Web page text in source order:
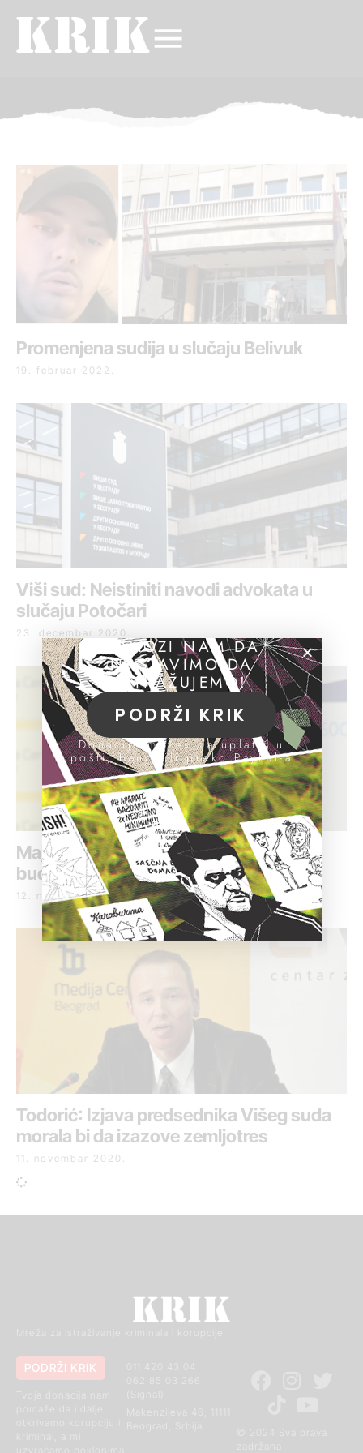
Promenjena sudija u slučaju Belivuk
19. februar 2022.
Viši sud: Neistiniti navodi advokata u
slučaju Potočari
23. decembar 2020.
Majić: Zašto se Stepanović baš sada
budi?
12. novembar 2020.
Todorić: Izjava predsednika Višeg suda
morala bi da izazove zemljotres
11. novembar 2020.
Mreža za istraživanje kriminala i korupcije
© 2024 Sva prava
011 420 43 04
Makenzijeva 46, 11111
PODRŽI KRIK
otkrivamo korupciju i
kriminal, a mi
uzvraćamo poklonima
POMOZI NAM DA
NASTAVIMO DA
ISTRAŽUJEMO!
PODRŽI KRIK
Donacije možeš da uplatiš u
pošti, banci ili preko PayPal-a